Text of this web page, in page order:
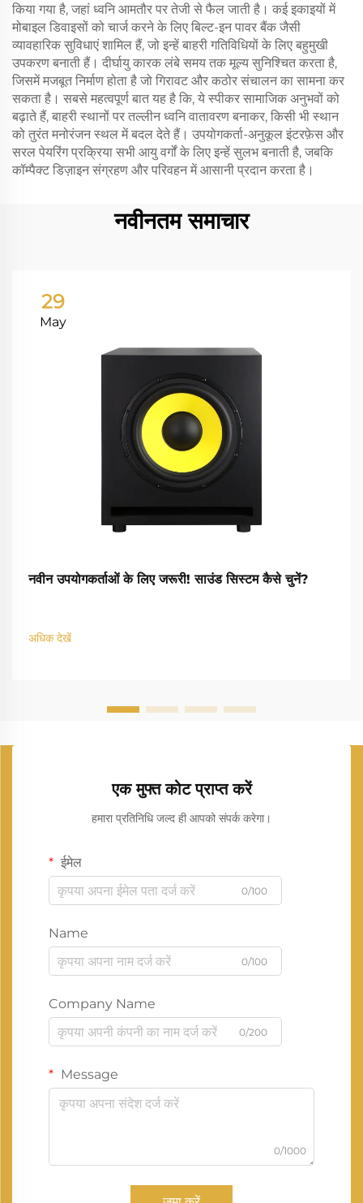
किया गया है, जहां ध्वनि आमतौर पर तेजी से फैल जाती है। कई इकाइयों में
मोबाइल डिवाइसों को चार्ज करने के लिए बिल्ट-इन पावर बैंक जैसी
व्यावहारिक सुविधाएं शामिल हैं, जो इन्हें बाहरी गतिविधियों के लिए बहुमुखी
उपकरण बनाती हैं। दीर्घायु कारक लंबे समय तक मूल्य सुनिश्चित करता है,
जिसमें मजबूत निर्माण होता है जो गिरावट और कठोर संचालन का सामना कर
सकता है। सबसे महत्वपूर्ण बात यह है कि, ये स्पीकर सामाजिक अनुभवों को
बढ़ाते हैं, बाहरी स्थानों पर तल्लीन ध्वनि वातावरण बनाकर, किसी भी स्थान
को तुरंत मनोरंजन स्थल में बदल देते हैं। उपयोगकर्ता-अनुकूल इंटरफ़ेस और
सरल पेयरिंग प्रक्रिया सभी आयु वर्गों के लिए इन्हें सुलभ बनाती है, जबकि
कॉम्पैक्ट डिज़ाइन संग्रहण और परिवहन में आसानी प्रदान करता है।
नवीनतम समाचार
29
May
नवीन उपयोगकर्ताओं के लिए जरूरी! साउंड सिस्टम कैसे चुनें?
अधिक देखें
एक मुफ्त कोट प्राप्त करें
हमारा प्रतिनिधि जल्द ही आपको संपर्क करेगा।
ईमेल
0/100
Name
0/100
Company Name
0/200
Message
0/1000